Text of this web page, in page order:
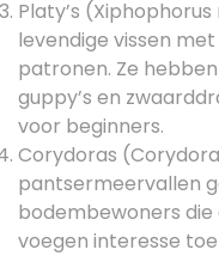
Platy’s
levendige vissen
patronen. Ze
guppy’s en
voor beginners.
Corydoras
pantsermeervallen
bodembewoners die
voegen interesse